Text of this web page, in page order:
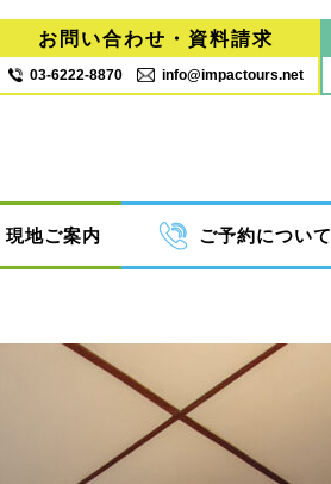
お問い合わせ・資料請求
03‐6222‐8870 info@impactours.net
現地ご案内 ご予約について